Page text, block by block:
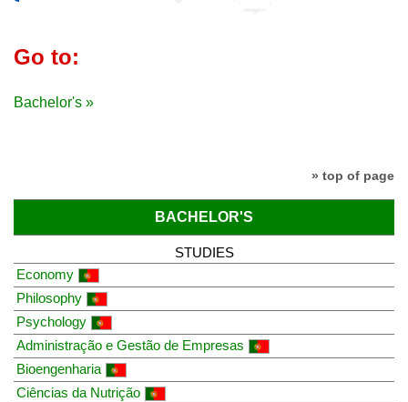
Go to:
Bachelor's »
» top of page
BACHELOR'S
STUDIES
Economy
Philosophy
Psychology
Administração e Gestão de Empresas
Bioengenharia
Ciências da Nutrição